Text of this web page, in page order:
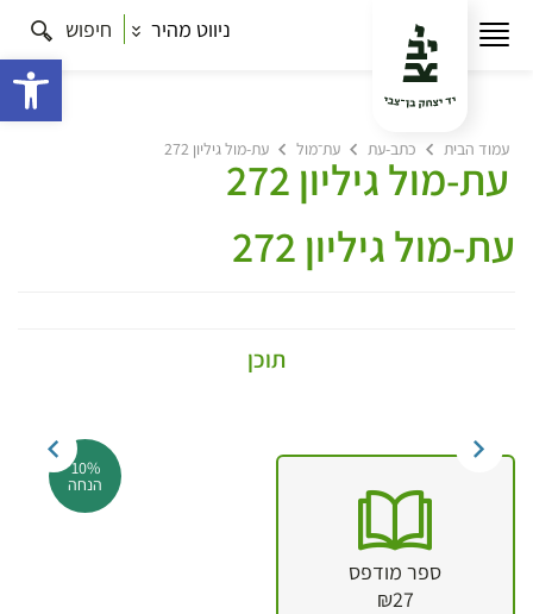
ניווט מהיר חיפוש
עמוד הבית כתב-עת עת־מול עת-מול גיליון 272
עת-מול גיליון 272
עת-מול גיליון 272
תוכן
10%
הנחה
ספר מודפס
₪27